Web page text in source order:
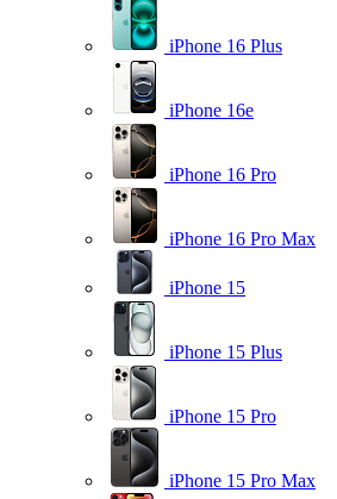
iPhone 16 Plus
iPhone 16e
iPhone 16 Pro
iPhone 16 Pro Max
iPhone 15
iPhone 15 Plus
iPhone 15 Pro
iPhone 15 Pro Max